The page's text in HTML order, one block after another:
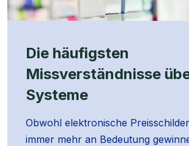
Die häufigsten
Missverständnisse
Systeme
Obwohl elektronische
immer mehr an Bedeutung